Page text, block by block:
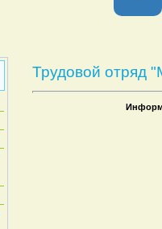
Трудовой отряд